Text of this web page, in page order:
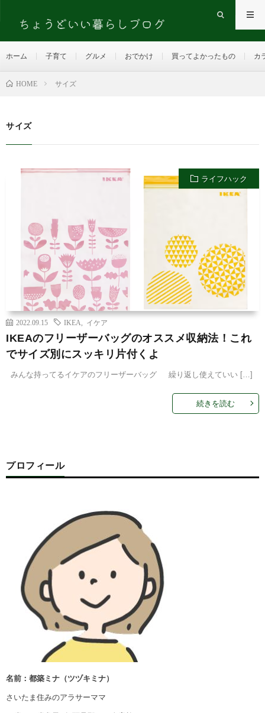
ホーム 子育て グルメ おでかけ 買ってよかったもの カ
HOME サイズ
サイズ
ライフハック
2022.09.15 IKEA イケア
IKEAのフリーザーバッグのオススメ収納法！これ
でサイズ別にスッキリ片付くよ
みんな持ってるイケアのフリーザーバッグ 繰り返し使えていい […]
続きを読む
プロフィール
名前：都築ミナ（ツヅキミナ）
さいたま住みのアラサーママ